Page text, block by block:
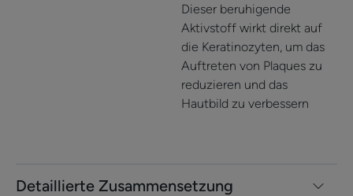
Detaillierte Zusammensetzung
Dieser beruhigende
Aktivstoff wirkt direkt auf
die Keratinozyten, um das
Auftreten von Plaques zu
reduzieren und das
Hautbild zu verbessern